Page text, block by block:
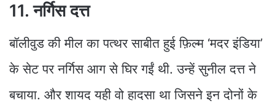
11. नर्गिस दत्त
बॉलीवुड की मील का पत्थर साबीत हुई फ़िल्म ‘मदर इंडिया’
के सेट पर नर्गिस आग से घिर गईं थी. उन्हें सुनील दत्त ने
बचाया. और शायद यही वो हादसा था जिसने इन दोनों के